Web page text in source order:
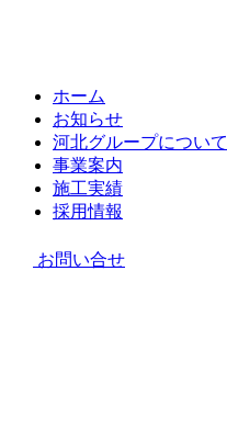
ホーム
お知らせ
河北グループについて
事業案内
施工実績
採用情報
お問い合せ